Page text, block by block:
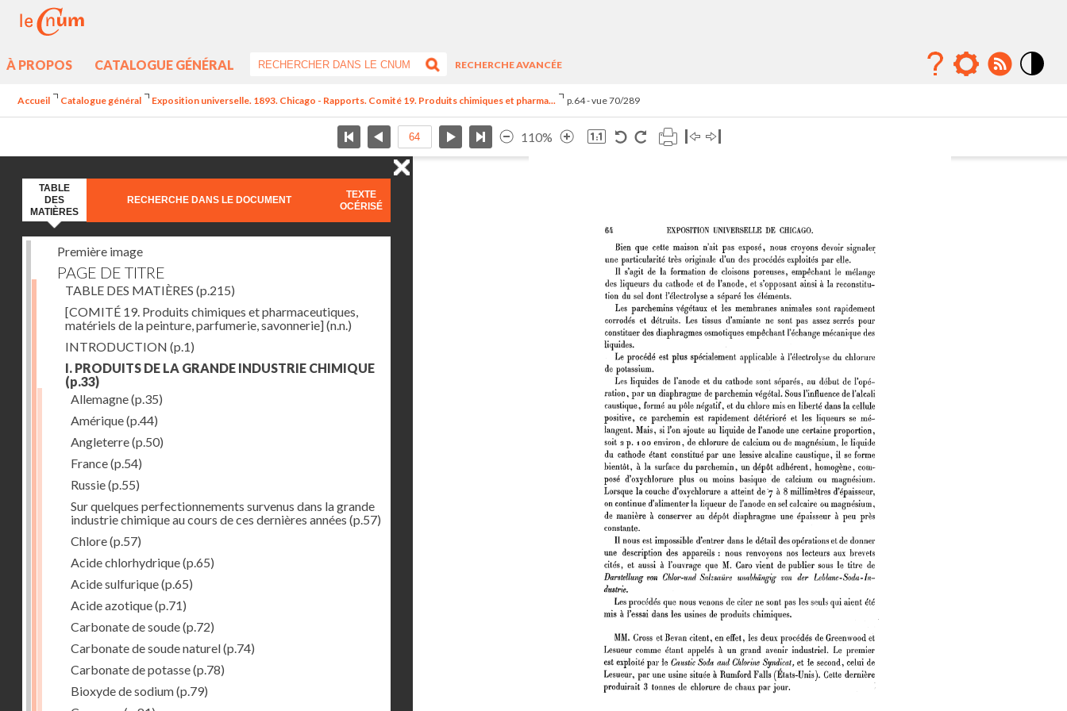
À PROPOS CATALOGUE GÉNÉRAL
RECHERCHE AVANCÉE
Accueil Catalogue général Exposition universelle. 1893. Chicago - Rapports. Comité 19. Produits chimiques et pharma... p.64 - vue 70/289
110%
TABLE
DES
MATIÈRES
RECHERCHE DANS LE DOCUMENT
TEXTE
OCÉRISÉ
Première image
PAGE DE TITRE
TABLE DES MATIÈRES (p.215)
[COMITÉ 19. Produits chimiques et pharmaceutiques,
matériels de la peinture, parfumerie, savonnerie](n.n.)
INTRODUCTION (p.1)
I. PRODUITS DE LA GRANDE INDUSTRIE CHIMIQUE
(p.33)
Allemagne(p.35)
Amérique(p.44)
Angleterre(p.50)
France(p.54)
Russie(p.55)
Sur quelques perfectionnements survenus dans la grande
industrie chimique au cours de ces dernières années (p.57)
Chlore(p.57)
Acide chlorhydrique(p.65)
Acide sulfurique(p.65)
Acide azotique(p.71)
Carbonate de soude(p.72)
Carbonate de soude naturel(p.74)
Carbonate de potasse(p.78)
Bioxyde de sodium(p.79)